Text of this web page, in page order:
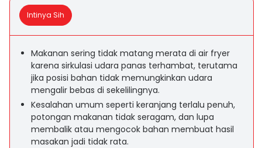
Intinya Sih
Makanan sering tidak matang merata di air fryer
karena sirkulasi udara panas terhambat, terutama
jika posisi bahan tidak memungkinkan udara
mengalir bebas di sekelilingnya.
Kesalahan umum seperti keranjang terlalu penuh,
potongan makanan tidak seragam, dan lupa
membalik atau mengocok bahan membuat hasil
masakan jadi tidak rata.